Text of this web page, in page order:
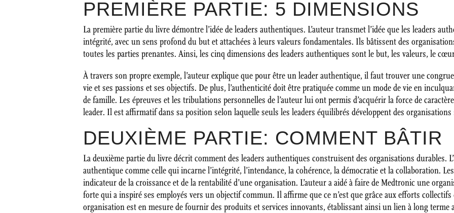
PREMIÈRE PARTIE: 5 DIMENSIONS
La première partie du livre démontre l’idée de leaders authentiques. L’auteur transmet l’idée que les leaders
intégrité, avec un sens profond du but et attachées à leurs valeurs fondamentales. Ils bâtissent des
toutes les parties prenantes. Ainsi, les cinq dimensions des leaders authentiques sont le but, les valeurs, le
À travers son propre exemple, l’auteur explique que pour être un leader authentique, il faut trouver une
vie et ses passions et ses objectifs. De plus, l’authenticité doit être pratiquée comme un mode de vie en
de famille. Les épreuves et les tribulations personnelles de l’auteur lui ont permis d’acquérir la force de
leader. Il est affirmatif dans sa position selon laquelle seuls les leaders équilibrés développent des organisations
DEUXIÈME PARTIE: COMMENT BÂTIR
La deuxième partie du livre décrit comment des leaders authentiques construisent des organisations durables.
authentique comme celle qui incarne l’intégrité, l’intendance, la cohérence, la démocratie et la collaboration.
indicateur de la croissance et de la rentabilité d’une organisation. L’auteur a aidé à faire de Medtronic une
forte qui a inspiré ses employés vers un objectif commun. Il affirme que ce n’est que grâce aux efforts collectifs
organisation est en mesure de fournir des produits et services innovants, établissant ainsi un lien à long terme